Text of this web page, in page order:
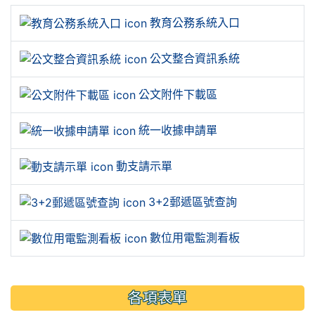
教育公務系統入口
公文整合資訊系統
公文附件下載區
統一收據申請單
動支請示單
3+2郵遞區號查詢
數位用電監測看板
各項表單